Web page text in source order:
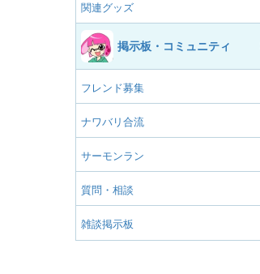
関連グッズ
掲示板・コミュニティ
フレンド募集
ナワバリ合流
サーモンラン
質問・相談
雑談掲示板